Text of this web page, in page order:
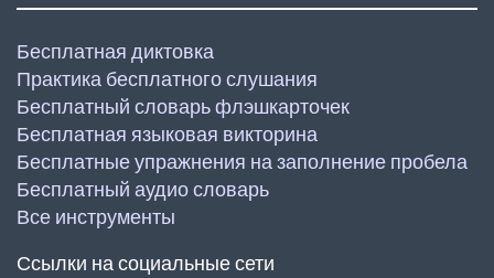
Бесплатная диктовка
Практика бесплатного слушания
Бесплатный словарь флэшкарточек
Бесплатная языковая викторина
Бесплатные упражнения на заполнение пробела
Бесплатный аудио словарь
Все инструменты
Ссылки на социальные сети